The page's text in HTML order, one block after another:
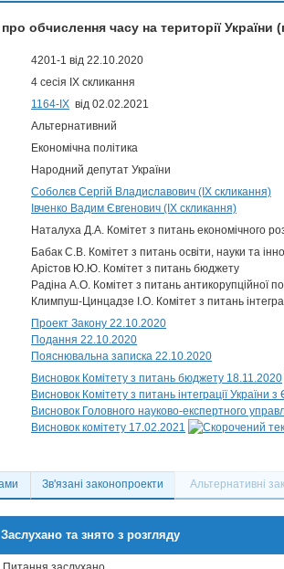
обчислення часу на території України
4201-1 від 22.10.2020
4 сесія IX скликання
1164-ІХ від 02.02.2021
Альтернативний
Економічна політика
Народний депутат України
Соболєв Сергій Владиславович (IX скликання)
Івченко Вадим Євгенович (IX скликання)
Наталуха Д.А. Комітет з питань економічного
Бабак С.В. Комітет з питань освіти, науки та
Арістов Ю.Ю. Комітет з питань бюджету
Радіна А.О. Комітет з питань антикорупційної
Климпуш-Цинцадзе І.О. Комітет з питань
Проект Закону 22.10.2020
Подання 22.10.2020
Пояснювальна записка 22.10.2020
Висновок Комітету з питань бюджету 18.11.2020
Висновок Комітету з питань інтеграції
Висновок Головного науково-експертного
Висновок комітету 17.02.2021
Зв'язані законопроекти Альтернативні
Заслухано та знято з розгляду